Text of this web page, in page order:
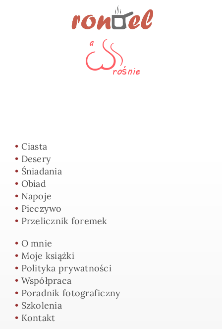
• Ciasta
• Desery
• Śniadania
• Obiad
• Napoje
• Pieczywo
• Przelicznik foremek
• O mnie
• Moje książki
• Polityka prywatności
• Współpraca
• Poradnik fotograficzny
• Szkolenia
• Kontakt